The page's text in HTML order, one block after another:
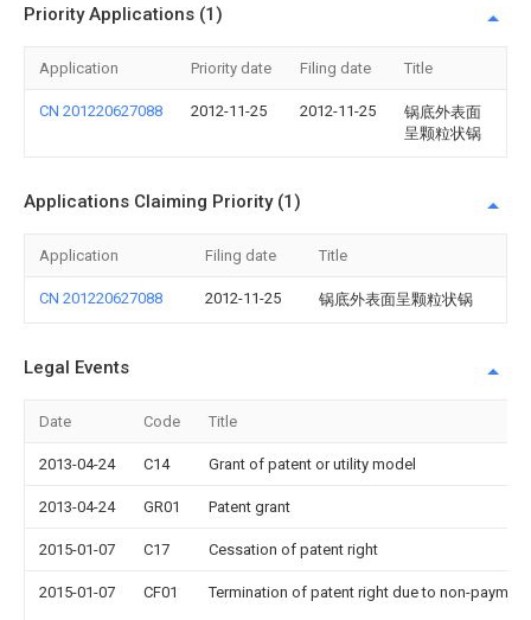
Priority Applications (1)
Application Priority date Filing date Title
CN 201220627088 2012-11-25 2012-11-25
锅底外表面
呈颗粒状锅
Applications Claiming Priority (1)
Application Filing date Title
CN 201220627088 2012-11-25 锅底外表面呈颗粒状锅
Legal Events
Date Code Title
2013-04-24 C14 Grant of patent or utility model
2013-04-24 GR01 Patent grant
2015-01-07 C17 Cessation of patent right
2015-01-07 CF01 Termination of patent right due to non-